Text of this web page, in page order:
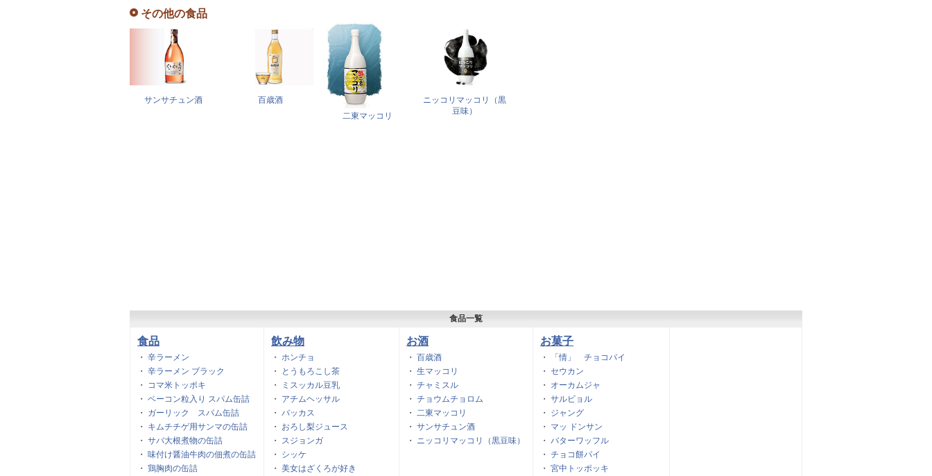
その他の食品
サンサチュン酒
百歳酒
二東マッコリ
ニッコリマッコリ（黒
豆味）
食品一覧
食品
・ 辛ラーメン
・ 辛ラーメン ブラック
・ コマ米トッポキ
・ ベーコン粒入り スパム缶詰
・ ガーリック スパム缶詰
・ キムチチゲ用サンマの缶詰
・ サバ大根煮物の缶詰
・ 味付け醤油牛肉の佃煮の缶詰
・ 鶏胸肉の缶詰
飲み物
・ ホンチョ
・
とうもろこし茶
・
ミスッカル豆乳
・ アチムヘッサル
・ バッカス
・ おろし梨ジュース
・ スジョンガ
・ シッケ
・ 美女はざくろが好き
お酒
・ 百歳酒
・ 生マッコリ
・ チャミスル
・ チョウムチョロム
・ 二東マッコリ
・ サンサチュン酒
・ ニッコリマッコリ（黒豆味）
お菓子
・
「情」 チョコパイ
・ セウカン
・ オーカムジャ
・ サルビョル
・ ジャング
・ マッ ドンサン
・ バターワッフル
・ チョコ餅パイ
・ 宮中トッポッキ